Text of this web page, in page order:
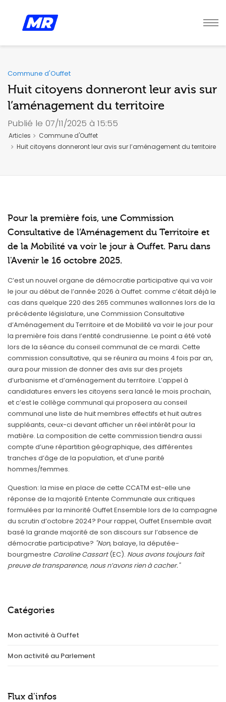
Commune d'Ouffet
Huit citoyens donneront leur avis sur
l’aménagement du territoire
Publié le 07/11/2025 à 15:55
Articles
Commune d'Ouffet
Huit citoyens donneront leur avis sur l’aménagement du territoire
Pour la première fois, une Commission
Consultative de l’Aménagement du Territoire et
de la Mobilité va voir le jour à Ouffet. Paru dans
l'Avenir le 16 octobre 2025.
C’est un nouvel organe de démocratie participative qui va voir
le jour au début de l’année 2026 à Ouffet: comme c’était déjà le
cas dans quelque 220 des 265 communes wallonnes lors de la
précédente législature, une Commission Consultative
d’Aménagement du Territoire et de Mobilité va voir le jour pour
la première fois dans l’entité condrusienne. Le point a été voté
lors de la séance du conseil communal de ce mardi. Cette
commission consultative, qui se réunira au moins 4 fois par an,
aura pour mission de donner des avis sur des projets
d’urbanisme et d’aménagement du territoire. L’appel à
candidatures envers les citoyens sera lancé le mois prochain,
et c’est le collège communal qui proposera au conseil
communal une liste de huit membres effectifs et huit autres
suppléants, ceux-ci devant afficher un réel intérêt pour la
matière. La composition de cette commission tiendra aussi
compte d’une répartition géographique, des différentes
tranches d’âge de la population, et d’une parité
hommes/femmes.
Question: la mise en place de cette CCATM est-elle une
réponse de la majorité Entente Communale aux critiques
formulées par la minorité Ouffet Ensemble lors de la campagne
du scrutin d’octobre 2024? Pour rappel, Ouffet Ensemble avait
basé la grande majorité de son discours sur l’absence de
démocratie participative? "Non,balaye, la députée-
bourgmestre Caroline Cassart(EC). Nous avons toujours fait
preuve de transparence, nous n’avons rien à cacher."
Catégories
Mon activité à Ouffet
Mon activité au Parlement
Flux d'infos